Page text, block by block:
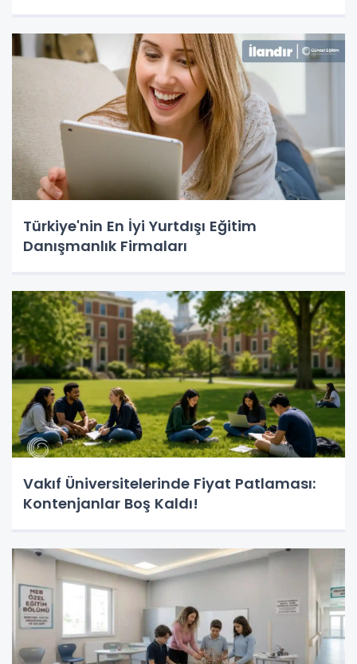
Türkiye'nin En İyi Yurtdışı Eğitim
Danışmanlık Firmaları
Vakıf Üniversitelerinde Fiyat Patlaması:
Kontenjanlar Boş Kaldı!